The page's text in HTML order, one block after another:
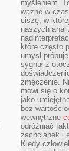
myśleniem.
ważne w
ciszę, w
naszych
które często
umysł
sygnał z
zmęczenie.
mówi się o
jako
bez
wewnętrzne
odróżniać
zachcianek i
Kiedy